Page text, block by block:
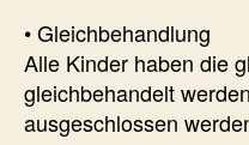
• Gleichbehandlung
Alle Kinder haben die
gleichbehandelt
ausgeschlossen